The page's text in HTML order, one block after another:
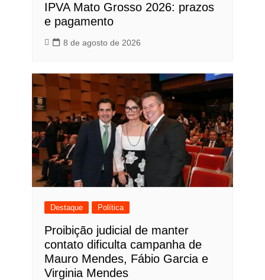
IPVA Mato Grosso 2026: prazos
e pagamento
8 de agosto de 2026
Destaque Política
Proibição judicial de manter
contato dificulta campanha de
Mauro Mendes, Fábio Garcia e
Virginia Mendes